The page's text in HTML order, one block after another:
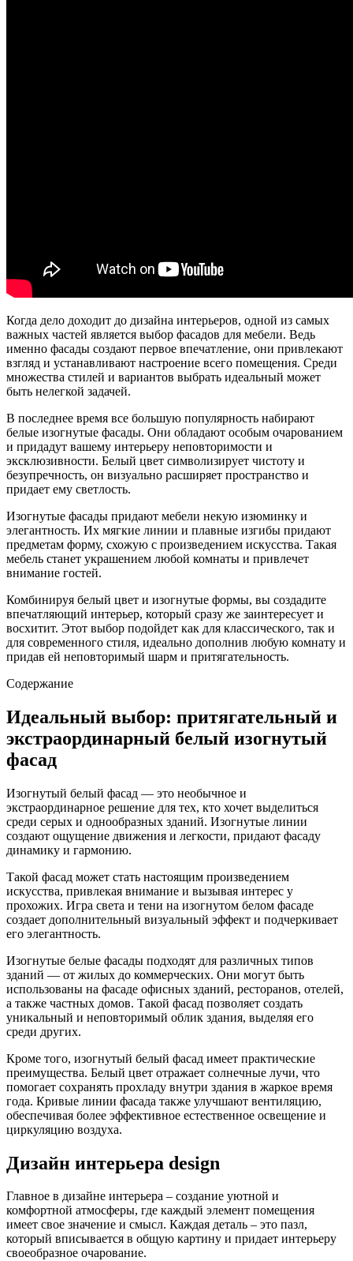
Когда дело доходит до дизайна интерьеров, одной из самых
важных частей является выбор фасадов для мебели. Ведь
именно фасады создают первое впечатление, они привлекают
взгляд и устанавливают настроение всего помещения. Среди
множества стилей и вариантов выбрать идеальный может
быть нелегкой задачей.
В последнее время все большую популярность набирают
белые изогнутые фасады. Они обладают особым очарованием
и придадут вашему интерьеру неповторимости и
эксклюзивности. Белый цвет символизирует чистоту и
безупречность, он визуально расширяет пространство и
придает ему светлость.
Изогнутые фасады придают мебели некую изюминку и
элегантность. Их мягкие линии и плавные изгибы придают
предметам форму, схожую с произведением искусства. Такая
мебель станет украшением любой комнаты и привлечет
внимание гостей.
Комбинируя белый цвет и изогнутые формы, вы создадите
впечатляющий интерьер, который сразу же заинтересует и
восхитит. Этот выбор подойдет как для классического, так и
для современного стиля, идеально дополнив любую комнату и
придав ей неповторимый шарм и притягательность.
Содержание
Идеальный выбор: притягательный и
экстраординарный белый изогнутый
фасад
Изогнутый белый фасад — это необычное и
экстраординарное решение для тех, кто хочет выделиться
среди серых и однообразных зданий. Изогнутые линии
создают ощущение движения и легкости, придают фасаду
динамику и гармонию.
Такой фасад может стать настоящим произведением
искусства, привлекая внимание и вызывая интерес у
прохожих. Игра света и тени на изогнутом белом фасаде
создает дополнительный визуальный эффект и подчеркивает
его элегантность.
Изогнутые белые фасады подходят для различных типов
зданий — от жилых до коммерческих. Они могут быть
использованы на фасаде офисных зданий, ресторанов, отелей,
а также частных домов. Такой фасад позволяет создать
уникальный и неповторимый облик здания, выделяя его
среди других.
Кроме того, изогнутый белый фасад имеет практические
преимущества. Белый цвет отражает солнечные лучи, что
помогает сохранять прохладу внутри здания в жаркое время
года. Кривые линии фасада также улучшают вентиляцию,
обеспечивая более эффективное естественное освещение и
циркуляцию воздуха.
Дизайн интерьера design
Главное в дизайне интерьера – создание уютной и
комфортной атмосферы, где каждый элемент помещения
имеет свое значение и смысл. Каждая деталь – это пазл,
который вписывается в общую картину и придает интерьеру
своеобразное очарование.